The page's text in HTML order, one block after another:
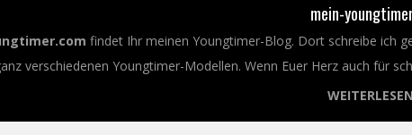
mein-
findet Ihr meinen Youngtimer-Blog. Dort schreibe ich
verschiedenen Youngtimer-Modellen. Wenn Euer Herz auch für